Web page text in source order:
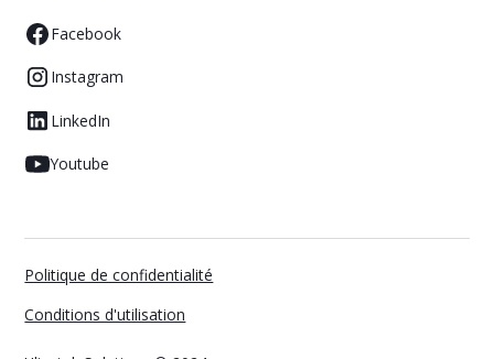
Facebook
Instagram
LinkedIn
Youtube
Politique de confidentialité
Conditions d'utilisation